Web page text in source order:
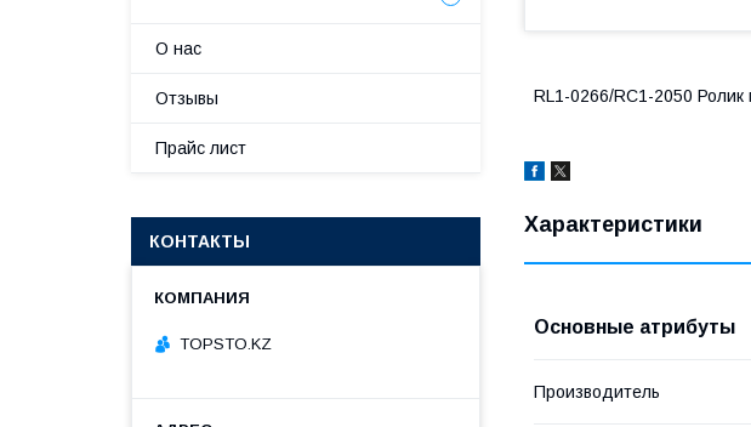
RL1-0266/RC1-2050
Характеристики
Основные атрибуты
Производитель
О нас
Отзывы
Прайс лист
КОНТАКТЫ
TOPSTO.KZ